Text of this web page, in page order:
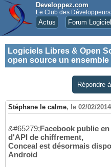
Developpez.com
Le Club des
Actus Forum
Logiciels Libres & Open
open source un
Répondre
Stéphane le calme, le 02/02/
&#65279;Facebook publie
d'API de chiffrement,
Conceal est désormais
Android